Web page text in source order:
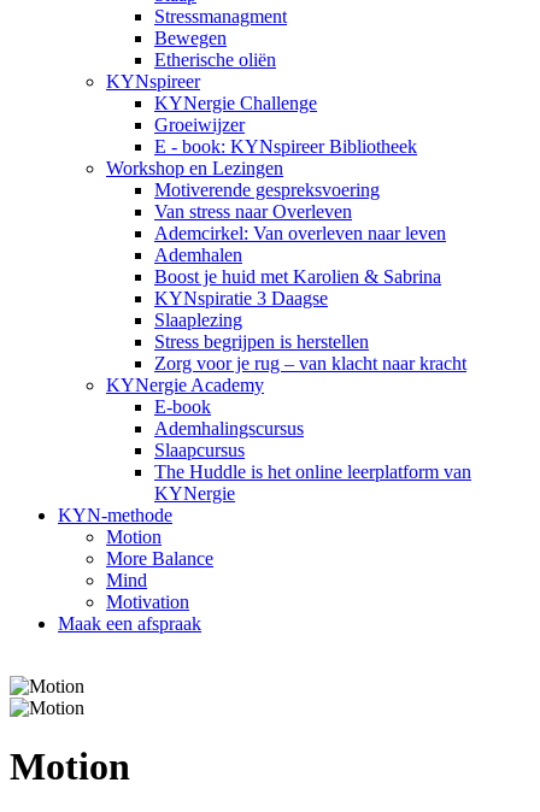
Stressmanagment
Bewegen
Etherische oliën
KYNspireer
KYNergie Challenge
Groeiwijzer
E - book: KYNspireer Bibliotheek
Workshop en Lezingen
Motiverende gespreksvoering
Van stress naar Overleven
Ademcirkel: Van overleven naar leven
Ademhalen
Boost je huid met Karolien & Sabrina
KYNspiratie 3 Daagse
Slaaplezing
Stress begrijpen is herstellen
Zorg voor je rug – van klacht naar kracht
KYNergie Academy
E-book
Ademhalingscursus
Slaapcursus
The Huddle is het online leerplatform van
KYNergie
KYN-methode
Motion
More Balance
Mind
Motivation
Maak een afspraak
Motion